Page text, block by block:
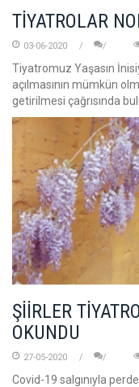
TİYATROLAR
03-06-2020
Tiyatromuz Yaşasın
açılmasının mümkün
getirilmesi çağrısında
ŞİİRLER
OKUNDU
27-05-2020
Covid-19 salgınıyla